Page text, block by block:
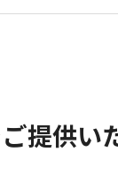
提供い